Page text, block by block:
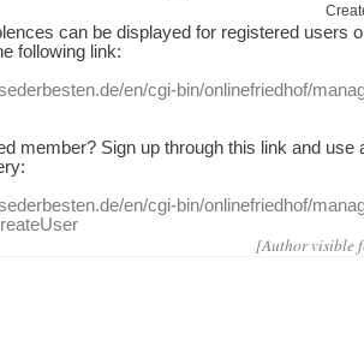
can be displayed for registered users
following link:
en/cgi-bin/onlinefriedhof/
member? Sign up through this link and use
:
en/cgi-bin/onlinefriedhof/
[Author visible